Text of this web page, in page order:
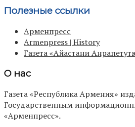
Полезные ссылки
Арменпресс
Armenpress | History
Газета «Айастани
О нас
Газета «Республика Армения»
Государственным
«Арменпресс».